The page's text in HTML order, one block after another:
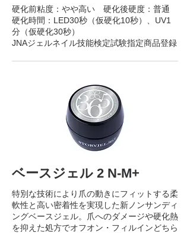
硬化前粘度：やや高い 硬化後硬度：普通
硬化時間：LED30秒（仮硬化10秒）、UV1
分（仮硬化30秒）
JNAジェルネイル技能検定試験指定商品登録
ベースジェル 2 N-M+
特別な技術により爪の動きにフィットする柔
軟性と高い密着性を実現した新ノンサンディ
ングベースジェル。爪へのダメージや硬化熱
を抑えた処方でオフオン・フィルインどちら